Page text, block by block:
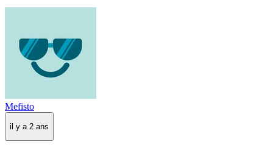
Mefisto
il y a 2 ans